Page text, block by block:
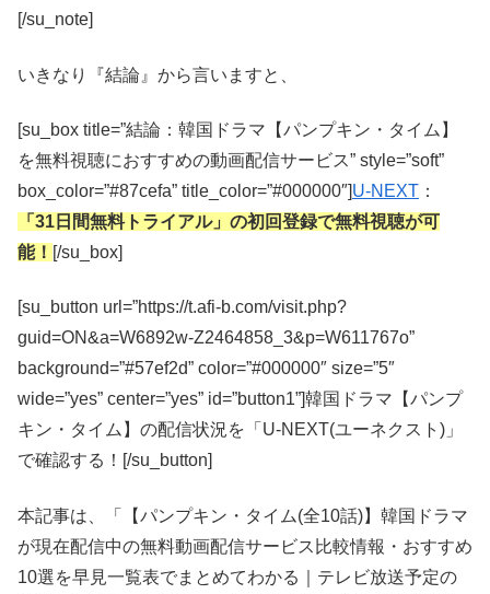
[/su_note]
いきなり『結論』から言いますと、
[su_box title=”結論：韓国ドラマ【パンプキン・タイム】
を無料視聴におすすめの動画配信サービス” style=”soft”
box_color=”#87cefa” title_color=”#000000″]U-NEXT ：
「31日間無料トライアル」の初回登録で無料視聴が可
能！ [/su_box]
[su_button url=”https://t.afi-b.com/visit.php?
guid=ON&a=W6892w-Z2464858_3&p=W611767o”
background=”#57ef2d” color=”#000000″ size=”5″
wide=”yes” center=”yes” id=”button1”]韓国ドラマ【パンプ
キン・タイム】の配信状況を「U-NEXT(ユーネクスト)」
で確認する！[/su_button]
本記事は、「【パンプキン・タイム(全10話)】韓国ドラマ
が現在配信中の無料動画配信サービス比較情報・おすすめ
10選を早見一覧表でまとめてわかる｜テレビ放送予定の